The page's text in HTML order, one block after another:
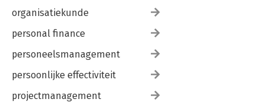
organisatiekunde
personal finance
personeelsmanagement
persoonlijke effectiviteit
projectmanagement